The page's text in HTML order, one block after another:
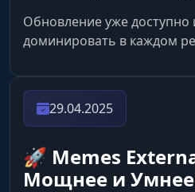
Обновление уже
доминировать в каждом
29.04.2025
🚀 Memes
Мощнее и